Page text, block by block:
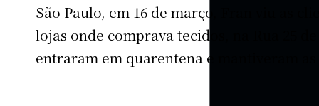
São Paulo, em 16 de março, Fran viu as
lojas onde comprava tecidos, na Rua 25
entraram em quarentena e mantiveram as